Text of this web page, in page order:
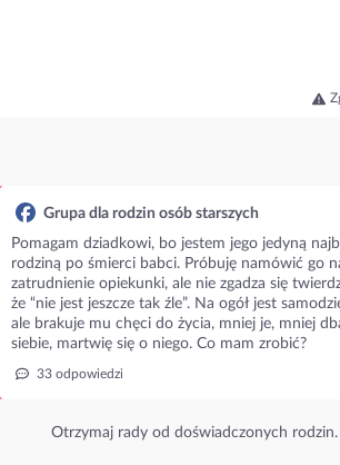
Grupa dla rodzin osób starszych
Pomagam dziadkowi, bo jestem jego jedyną
rodziną po śmierci babci. Próbuję namówić go
zatrudnienie opiekunki, ale nie zgadza się
że “nie jest jeszcze tak źle”. Na ogół jest
ale brakuje mu chęci do życia, mniej je, mniej
siebie, martwię się o niego. Co mam zrobić?
33 odpowiedzi
Otrzymaj rady od doświadczonych rodzin.